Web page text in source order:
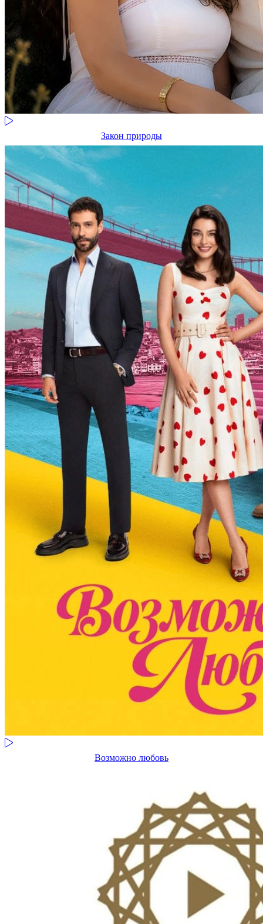
Закон природы
Возможно любовь